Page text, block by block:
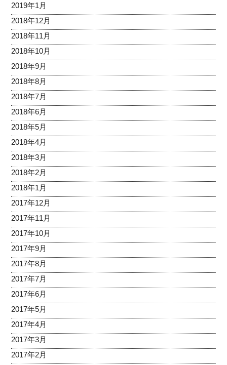
2019年1月
2018年12月
2018年11月
2018年10月
2018年9月
2018年8月
2018年7月
2018年6月
2018年5月
2018年4月
2018年3月
2018年2月
2018年1月
2017年12月
2017年11月
2017年10月
2017年9月
2017年8月
2017年7月
2017年6月
2017年5月
2017年4月
2017年3月
2017年2月